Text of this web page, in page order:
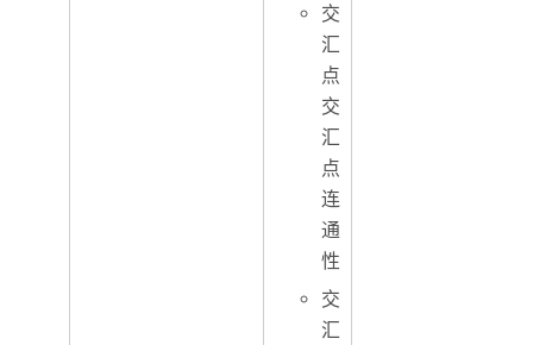
交
汇
点
交
汇
点
连
通
性
交
汇